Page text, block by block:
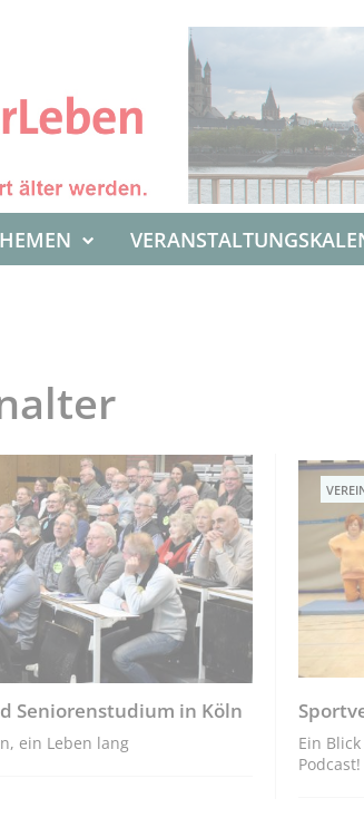
Seniorenstudium in Köln
ein Leben lang
Ein
Podcast!